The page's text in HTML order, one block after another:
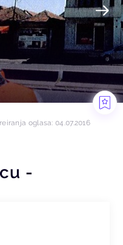
oglasa: 04.07.2016
-